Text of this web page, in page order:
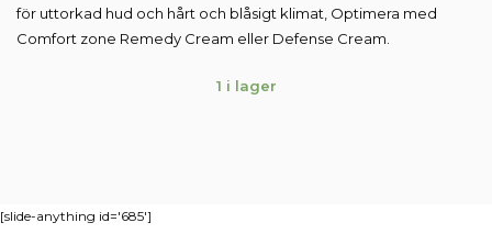
för uttorkad hud och hårt och blåsigt klimat, Optimera med
Comfort zone Remedy Cream eller Defense Cream.
1 i lager
[slide-anything id='685']